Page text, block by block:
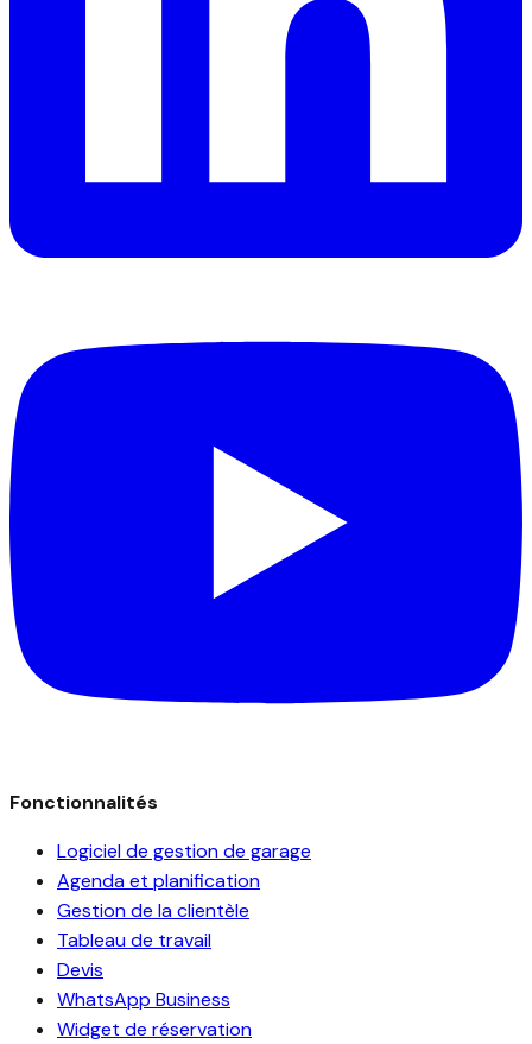
Fonctionnalités
Logiciel de gestion de garage
Agenda et planification
Gestion de la clientèle
Tableau de travail
Devis
WhatsApp Business
Widget de réservation